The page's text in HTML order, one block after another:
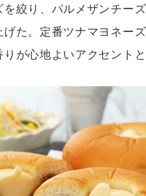
を絞り、パルメザンチー
た。定番ツナマヨネー
が心地よいアクセントと